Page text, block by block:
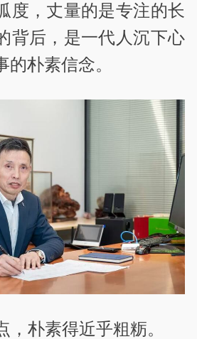
度，丈量的是专注的长
背后，是一代人沉下心
朴素信念。
，朴素得近乎粗粝。